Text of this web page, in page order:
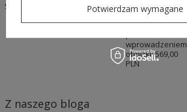
599,00 PLN
Najniższa cena
produktu w
okresie 30 dni
wprowadzeniem
obniżki:569,00
PLN
Z naszego bloga
Potwierdzam wymagane